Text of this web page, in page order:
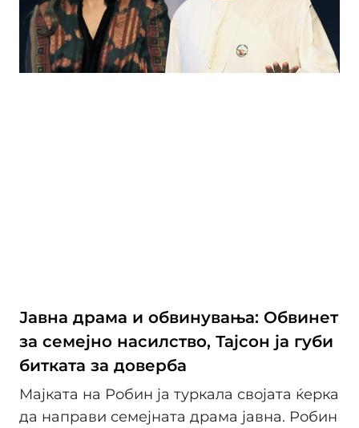
Јавна драма и обвинувања: Обвинет
за семејно насилство, Тајсон ја губи
битката за доверба
Мајката на Робин ја туркала својата ќерка
да направи семејната драма јавна. Робин